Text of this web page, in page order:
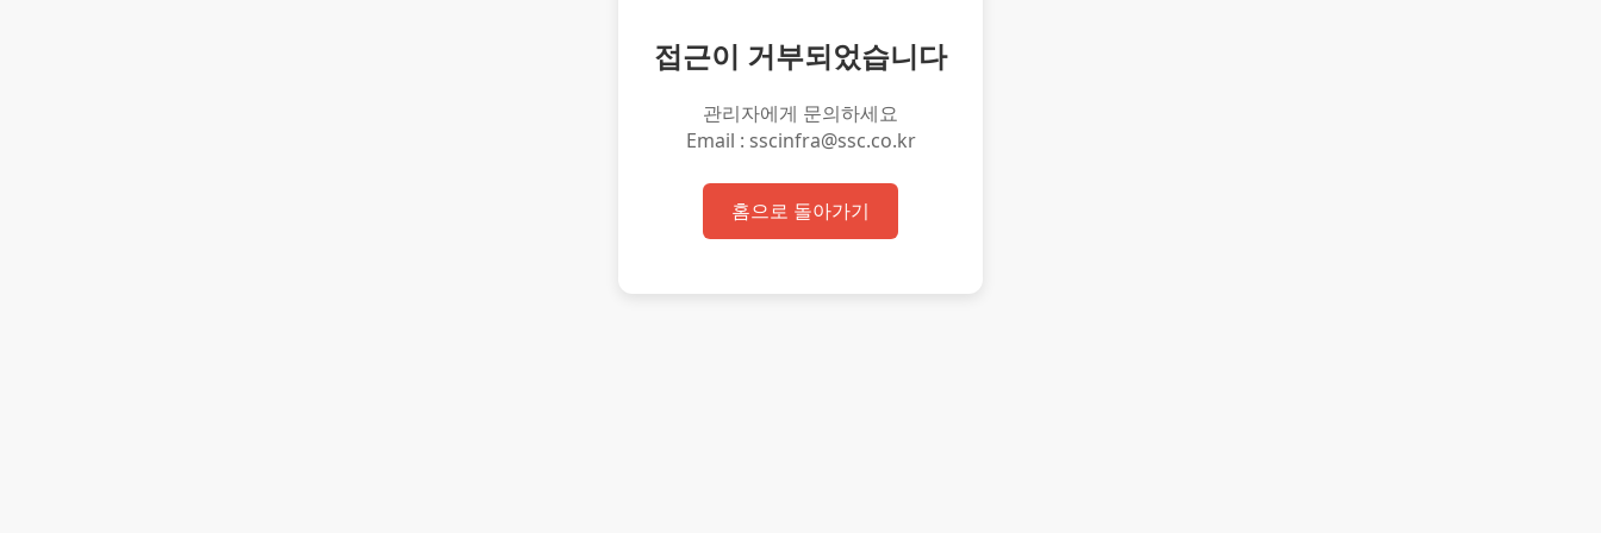
접근이 거부되었습니다
관리자에게 문의하세요
Email : sscinfra@ssc.co.kr
홈으로 돌아가기